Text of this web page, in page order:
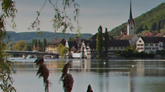
DE FR IT